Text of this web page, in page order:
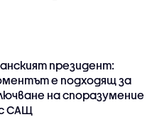
президент:
е подходящ за
на споразумение
САЩ